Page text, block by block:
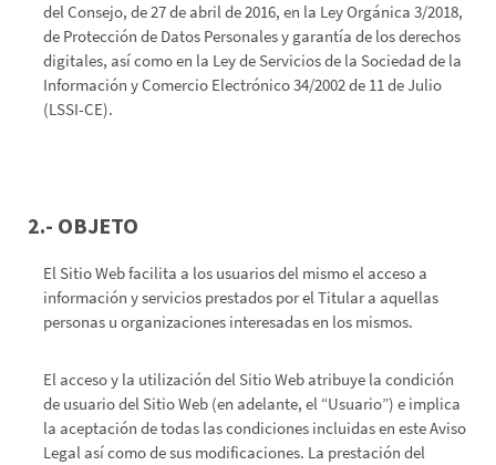
del Consejo, de 27 de abril de 2016, en la Ley Orgánica 3/2018,
de Protección de Datos Personales y garantía de los derechos
digitales, así como en la Ley de Servicios de la Sociedad de la
Información y Comercio Electrónico 34/2002 de 11 de Julio
(LSSI-CE).
2.- OBJETO
El Sitio Web facilita a los usuarios del mismo el acceso a
información y servicios prestados por el Titular a aquellas
personas u organizaciones interesadas en los mismos.
El acceso y la utilización del Sitio Web atribuye la condición
de usuario del Sitio Web (en adelante, el “Usuario”) e implica
la aceptación de todas las condiciones incluidas en este Aviso
Legal así como de sus modificaciones. La prestación del